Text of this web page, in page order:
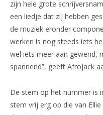
zijn hele grote
een liedje dat zij hebben
de muziek eronder
werken is nog steeds iets
wel iets meer aan gewend,
spannend”, geeft Afrojack
De stem op het nummer is
stem vrij erg op die van